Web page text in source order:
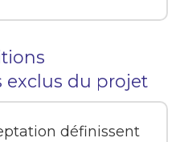
exclus du projet
définissent